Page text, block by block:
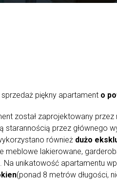
sprzedaż piękny apartament o
został zaprojektowany
starannością przez głównego
również dużo
meblowe lakierowane,
. Na unikatowość apartamentu
(ponad 8 metrów długości,